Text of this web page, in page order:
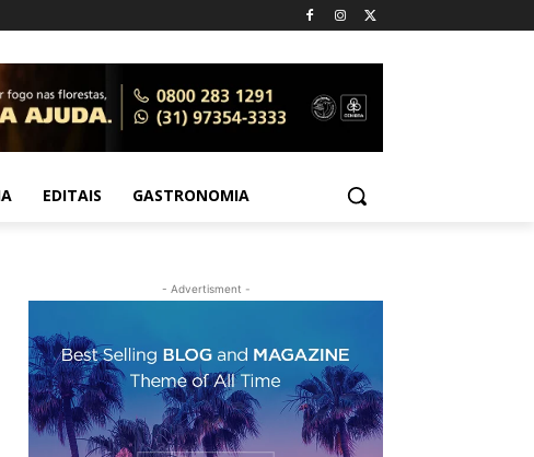
EDITAIS GASTRONOMIA
- Advertisment -